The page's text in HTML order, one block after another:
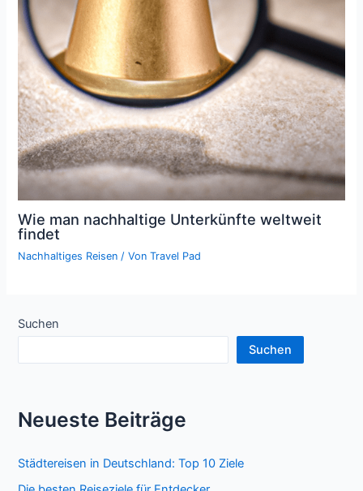
Wie man nachhaltige Unterkünfte weltweit
findet
Nachhaltiges Reisen / VonTravel Pad
Suchen
Suchen
Neueste Beiträge
Städtereisen in Deutschland: Top 10 Ziele